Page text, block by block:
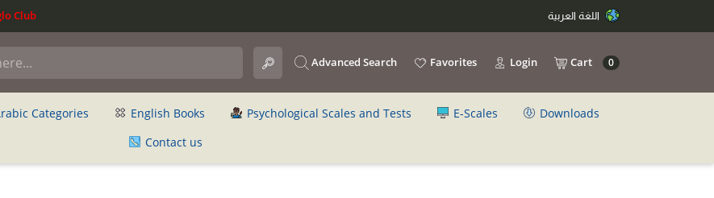
Club
Advanced Search Favorites Login Cart 0
Categories English Books Psychological Scales and Tests E-Scales
Downloads
Contact us